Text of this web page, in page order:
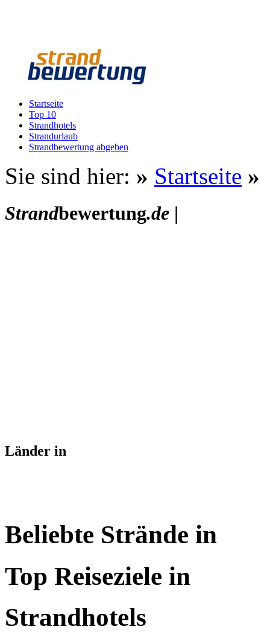
Startseite
Top 10
Strandhotels
Strandurlaub
Strandbewertung abgeben
Sie sind hier: » Startseite »
Strandbewertung.de |
Länder in
Beliebte Strände in
Top Reiseziele in
Strandhotels